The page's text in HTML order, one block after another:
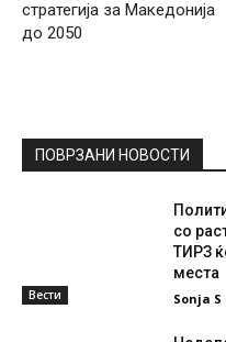
стратегија за Македонија
до 2050
ПОВРЗАНИ НОВОСТИ
Вести
со
ТИРЗ
места
Sonja S